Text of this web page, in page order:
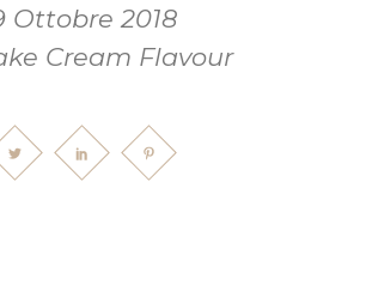
Ottobre 2018
Cream Flavour